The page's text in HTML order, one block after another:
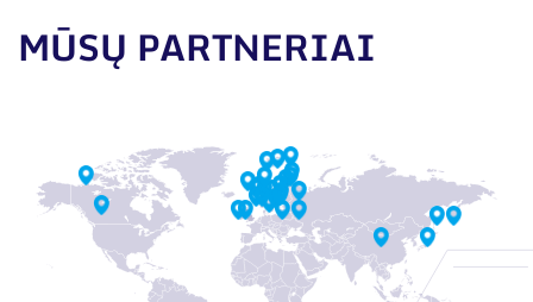
MŪSŲ PARTNERIAI